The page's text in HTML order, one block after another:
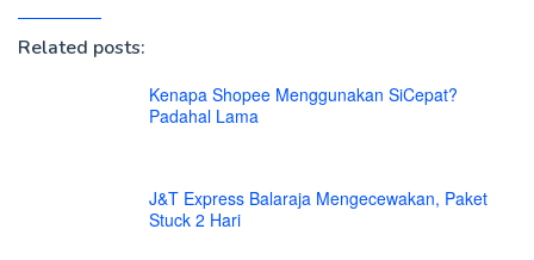
Related posts:
Kenapa Shopee Menggunakan SiCepat?
Padahal Lama
J&T Express Balaraja Mengecewakan, Paket
Stuck 2 Hari